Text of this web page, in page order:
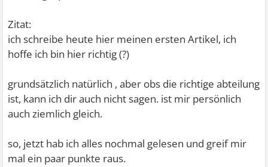
Zitat:
ich schreibe heute hier meinen ersten Artikel, ich
hoffe ich bin hier richtig (?)
grundsätzlich natürlich , aber obs die richtige abteilung
ist, kann ich dir auch nicht sagen. ist mir persönlich
auch ziemlich gleich.
so, jetzt hab ich alles nochmal gelesen und greif mir
mal ein paar punkte raus.